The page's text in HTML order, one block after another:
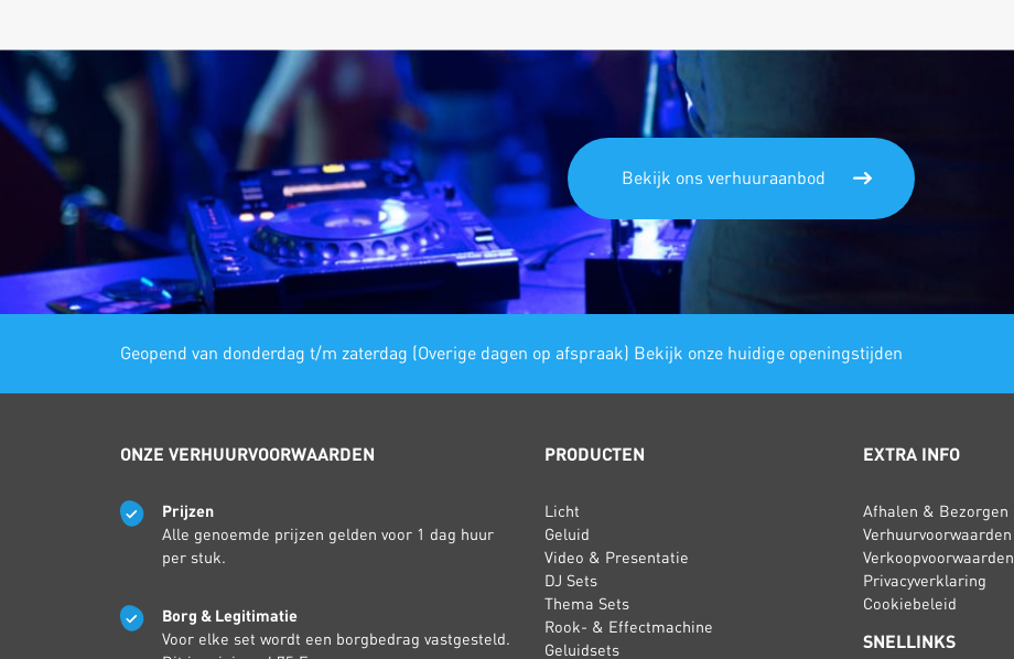
Bekijk ons verhuuraanbod
Geopend van donderdag t/m zaterdag (Overige dagen op afspraak) Bekijk onze huidige openingstijden
ONZE VERHUURVOORWAARDEN
Prijzen
Alle genoemde prijzen gelden voor 1 dag huur
per stuk.
Borg & Legitimatie
Voor elke set wordt een borgbedrag vastgesteld.
PRODUCTEN
Licht
Geluid
Video & Presentatie
DJ Sets
Thema Sets
Rook- & Effectmachine
Geluidsets
EXTRA INFO
Afhalen & Bezorgen
Verhuurvoorwaarden
Verkoopvoorwaarden
Privacyverklaring
Cookiebeleid
SNELLINKS